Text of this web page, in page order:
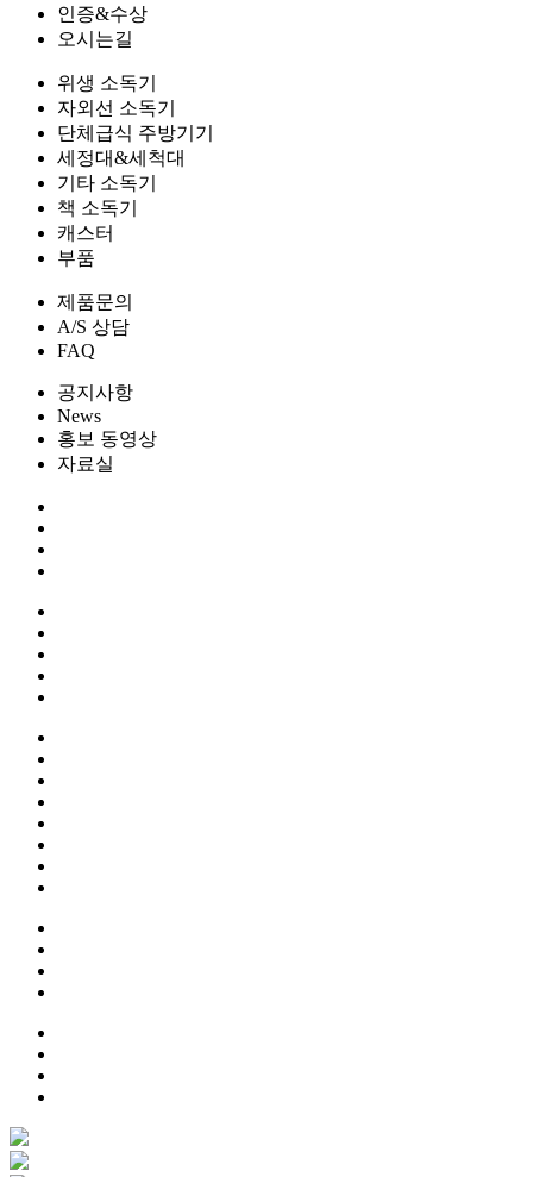
인증&수상
오시는길
위생 소독기
자외선 소독기
단체급식 주방기기
세정대&세척대
기타 소독기
책 소독기
캐스터
부품
제품문의
A/S 상담
FAQ
공지사항
News
홍보 동영상
자료실